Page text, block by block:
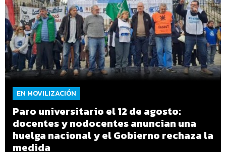
EN MOVILIZACIÓN
Paro universitario el 12 de agosto:
docentes y nodocentes anuncian una
huelga nacional y el Gobierno rechaza la
medida